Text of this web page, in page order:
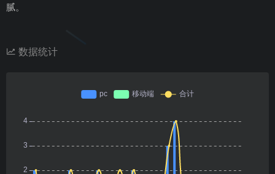
腻。
数据统计